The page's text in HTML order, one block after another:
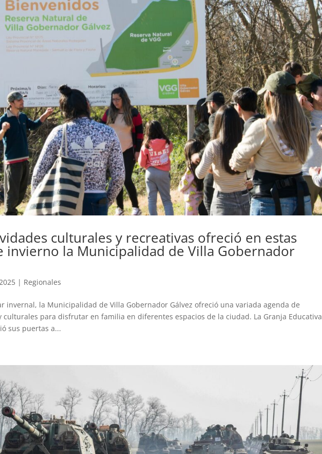
culturales y recreativas ofreció en estas
invierno la Municipalidad de Villa Gobernador
| Regionales
invernal, la Municipalidad de Villa Gobernador Gálvez ofreció una variada agenda de
culturales para disfrutar en familia en diferentes espacios de la ciudad. La Granja Educativa
sus puertas a...